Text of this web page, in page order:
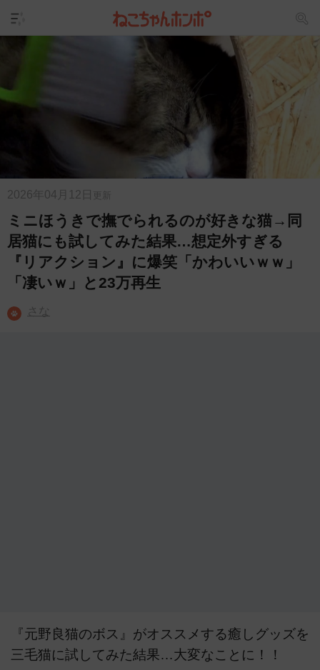
2026年04月12日 更新
ミニほうきで撫でられるのが好きな猫→同
居猫にも試してみた結果…想定外すぎる
『リアクション』に爆笑「かわいいｗｗ」
「凄いｗ」と23万再生
さな
『元野良猫のボス』がオススメする癒しグッズを
三毛猫に試してみた結果…大変なことに！！